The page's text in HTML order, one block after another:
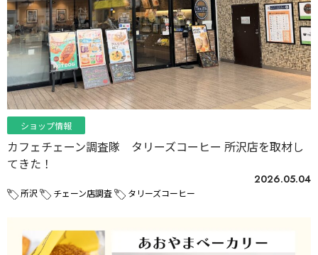
ショップ情報
カフェチェーン調査隊 タリーズコーヒー 所沢店を取材し
てきた！
2026.05.04
所沢 チェーン店調査 タリーズコーヒー